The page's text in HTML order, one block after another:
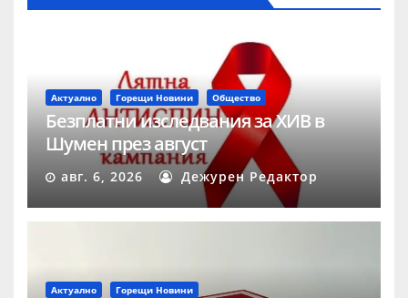
Актуално Горещи Новини Общество
Безплатни изследвания за ХИВ в
Шумен през август
авг. 6, 2026 Дежурен Редактор
Актуално Горещи Новини